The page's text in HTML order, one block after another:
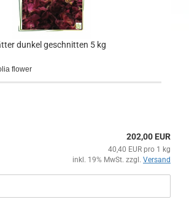
dunkel geschnitten 5 kg
flower
202,00 EUR
40,40 EUR pro 1 kg
inkl. 19% MwSt. zzgl. Versand